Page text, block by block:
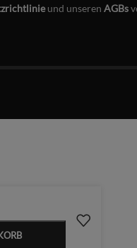
und unseren AGBs